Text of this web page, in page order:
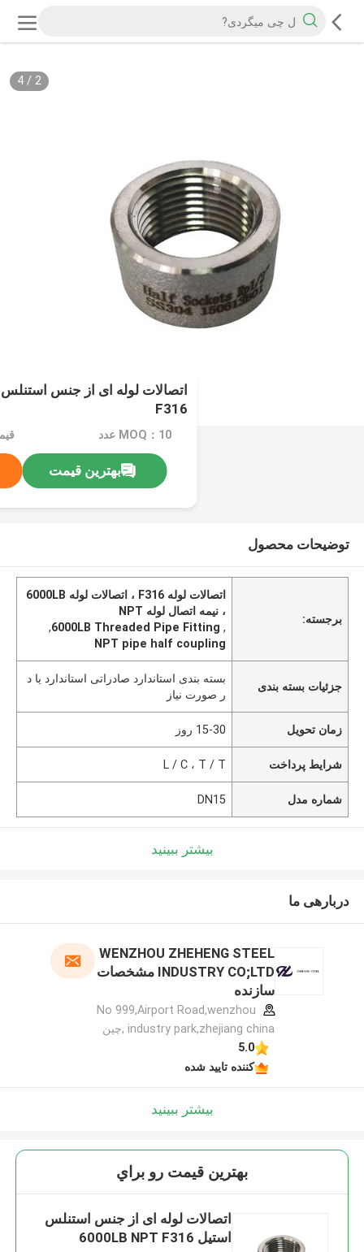
2
/
4
F316
MOQ：10 عدد
بهترین قیمت
توضیحات محصول
برجسته:
اتصالات لوله F316 ، اتصالات لوله 6000LB
، نیمه اتصال لوله NPT
,
6000LB Threaded Pipe Fitting
,
NPT pipe half coupling
جزئیات بسته بندی
بسته بندی استاندارد صادراتی استاندارد یا د
ر صورت نیاز
زمان تحویل 15-30 روز
شرایط پرداخت L / C ، T / T
شماره مدل DN15
بیشتر ببینید
دربارهی ما
WENZHOU ZHEHENG STEEL
INDUSTRY CO;LTD مشخصات
سازنده
No 999,Airport Road,wenzhou
industry park,zhejiang china ,چین
5.0
کننده تایید شده
بیشتر ببینید
بهترين قيمت رو براي
اتصالات لوله ای از جنس استنلس
استیل 6000LB NPT F316